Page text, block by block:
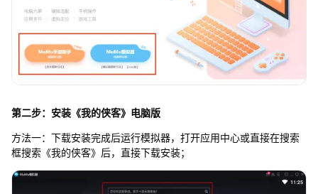
第二步：安装《我的侠客》电脑版
方法一：下载安装完成后运行模拟器，打开应用中心或直接在搜索
框搜索《我的侠客》后，直接下载安装；